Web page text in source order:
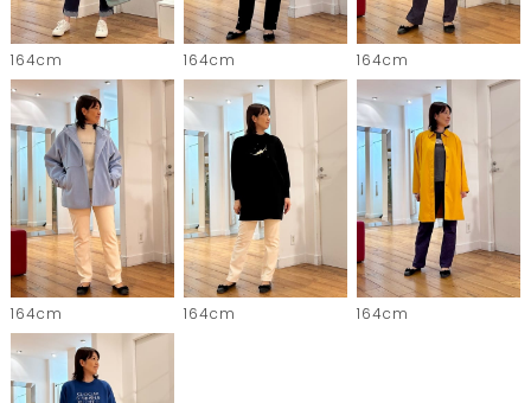
164cm 164cm 164cm
164cm 164cm 164cm